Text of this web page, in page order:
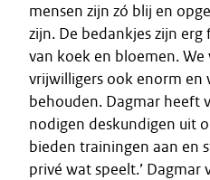
mensen zijn zó blij en
zijn. De bedankjes zijn erg
van koek en bloemen. We
vrijwilligers ook enorm en
behouden. Dagmar heeft
nodigen deskundigen uit
bieden trainingen aan en
privé wat speelt.’ Dagmar